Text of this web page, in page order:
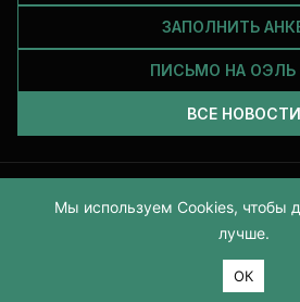
ЗАПОЛНИТЬ
ПИСЬМО НА ОЭЛЬ
ВСЕ НОВОСТИ
Все права защищены и принадлежат
2026
Мы используем Cookies, чтобы
лучше.
ОК